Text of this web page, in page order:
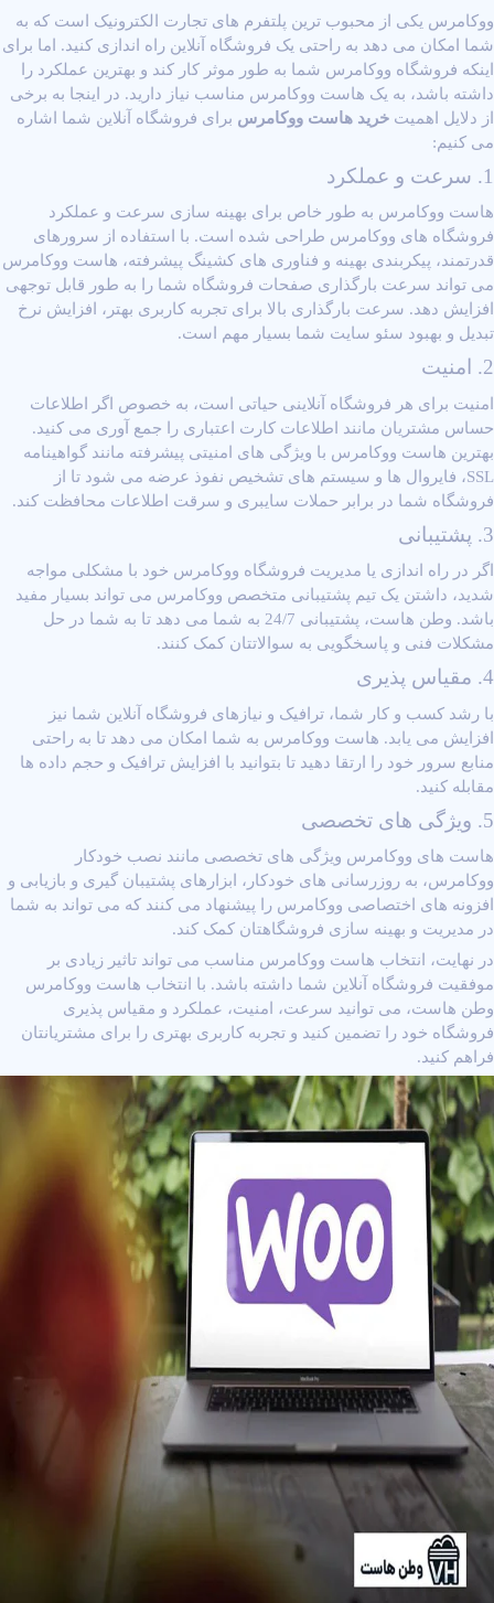
ووکامرس یکی از محبوب ‌ترین پلتفرم‌ های تجارت الکترونیک است که به
شما امکان می ‌دهد به راحتی یک فروشگاه آنلاین راه‌ اندازی کنید. اما برای
اینکه فروشگاه ووکامرس شما به طور موثر کار کند و بهترین عملکرد را
داشته باشد، به یک هاست ووکامرس مناسب نیاز دارید. در اینجا به برخی
از دلایل اهمیت خرید هاست ووکامرس برای فروشگاه آنلاین شما اشاره
می ‌کنیم:
1. سرعت و عملکرد
هاست ووکامرس به طور خاص برای بهینه ‌سازی سرعت و عملکرد
فروشگاه ‌های ووکامرس طراحی شده است. با استفاده از سرورهای
قدرتمند، پیکربندی بهینه و فناوری ‌های کشینگ پیشرفته، هاست ووکامرس
می ‌تواند سرعت بارگذاری صفحات فروشگاه شما را به طور قابل توجهی
افزایش دهد. سرعت بارگذاری بالا برای تجربه کاربری بهتر، افزایش نرخ
تبدیل و بهبود سئو سایت شما بسیار مهم است.
2. امنیت
امنیت برای هر فروشگاه آنلاینی حیاتی است، به خصوص اگر اطلاعات
حساس مشتریان مانند اطلاعات کارت اعتباری را جمع‌ آوری می ‌کنید.
بهترین هاست ووکامرس با ویژگی‌ های امنیتی پیشرفته مانند گواهینامه
SSL، فایروال‌ ها و سیستم‌ های تشخیص نفوذ عرضه می ‌شود تا از
فروشگاه شما در برابر حملات سایبری و سرقت اطلاعات محافظت کند.
3. پشتیبانی
اگر در راه‌ اندازی یا مدیریت فروشگاه ووکامرس خود با مشکلی مواجه
شدید، داشتن یک تیم پشتیبانی متخصص ووکامرس می ‌تواند بسیار مفید
باشد. وطن هاست، پشتیبانی 24/7 به شما می ‌دهد تا به شما در حل
مشکلات فنی و پاسخگویی به سوالاتتان کمک کنند.
4. مقیاس پذیری
با رشد کسب و کار شما، ترافیک و نیازهای فروشگاه آنلاین شما نیز
افزایش می ‌یابد. هاست ووکامرس به شما امکان می‌ دهد تا به راحتی
منابع سرور خود را ارتقا دهید تا بتوانید با افزایش ترافیک و حجم داده ‌ها
مقابله کنید.
5. ویژگی‌ های تخصصی
هاست‌ های ووکامرس ویژگی ‌های تخصصی مانند نصب خودکار
ووکامرس، به‌ روزرسانی‌ های خودکار، ابزارهای پشتیبان ‌گیری و بازیابی و
افزونه‌ های اختصاصی ووکامرس را پیشنهاد می کنند که می ‌تواند به شما
در مدیریت و بهینه ‌سازی فروشگاهتان کمک کند.
در نهایت، انتخاب هاست ووکامرس مناسب می ‌تواند تاثیر زیادی بر
موفقیت فروشگاه آنلاین شما داشته باشد. با انتخاب هاست ووکامرس
وطن هاست، می ‌توانید سرعت، امنیت، عملکرد و مقیاس پذیری
فروشگاه خود را تضمین کنید و تجربه کاربری بهتری را برای مشتریانتان
فراهم کنید.